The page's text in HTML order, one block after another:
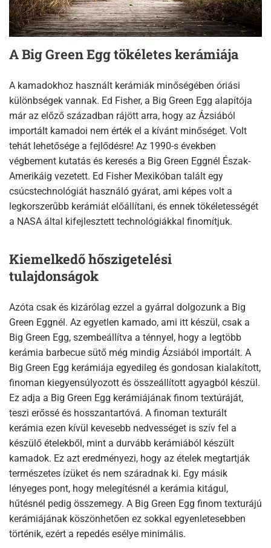
A Big Green Egg tökéletes kerámiája
A kamadokhoz használt kerámiák minőségében óriási
különbségek vannak. Ed Fisher, a Big Green Egg alapítója
már az előző században rájött arra, hogy az Ázsiából
importált kamadoi nem érték el a kívánt minőséget. Volt
tehát lehetősége a fejlődésre! Az 1990-s években
végbement kutatás és keresés a Big Green Eggnél Észak-
Amerikáig vezetett. Ed Fisher Mexikóban talált egy
csúcstechnológiát használó gyárat, ami képes volt a
legkorszerűbb kerámiát előállítani, és ennek tökéletességét
a NASA által kifejlesztett technológiákkal finomítjuk.
Kiemelkedő hőszigetelési
tulajdonságok
Azóta csak és kizárólag ezzel a gyárral dolgozunk a Big
Green Eggnél. Az egyetlen kamado, ami itt készül, csak a
Big Green Egg, szembeállítva a ténnyel, hogy a legtöbb
kerámia barbecue sütő még mindig Ázsiából importált. A
Big Green Egg kerámiája egyedileg és gondosan kialakított,
finoman kiegyensúlyozott és összeállított agyagból készül.
Ez adja a Big Green Egg kerámiájának finom textúráját,
teszi erőssé és hosszantartóvá. A finoman texturált
kerámia ezen kívül kevesebb nedvességet is szív fel a
készülő ételekből, mint a durvább kerámiából készült
kamadok. Ez azt eredményezi, hogy az ételek megtartják
természetes ízüket és nem száradnak ki. Egy másik
lényeges pont, hogy melegítésnél a kerámia kitágul,
hűtésnél pedig összemegy. A Big Green Egg finom texturájú
kerámiájának köszönhetően ez sokkal egyenletesebben
történik, ezért a repedés esélye minimális.